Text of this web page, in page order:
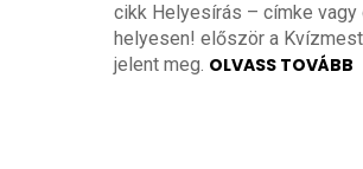
cikk Helyesírás – címke vagy
helyesen! először a
jelent meg. OLVASS TOVÁBB